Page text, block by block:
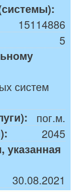
15114886
5
систем
пог.м.
2045
указанная
30.08.2021